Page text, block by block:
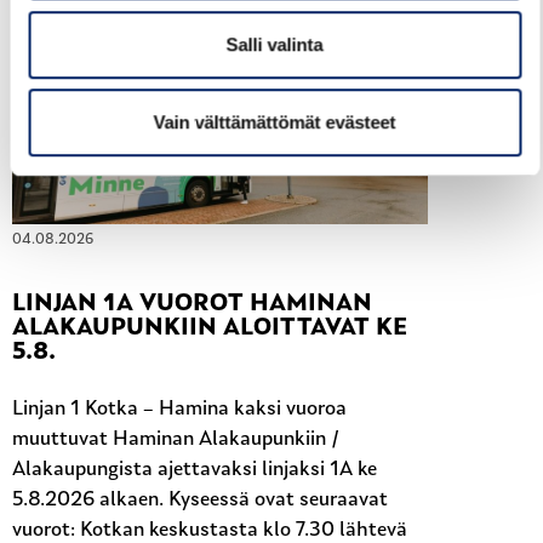
Salli valinta
Vain välttämättömät evästeet
04.08.2026
LINJAN 1A VUOROT HAMINAN
ALAKAUPUNKIIN ALOITTAVAT KE
5.8.
Linjan 1 Kotka – Hamina kaksi vuoroa
muuttuvat Haminan Alakaupunkiin /
Alakaupungista ajettavaksi linjaksi 1A ke
5.8.2026 alkaen. Kyseessä ovat seuraavat
vuorot: Kotkan keskustasta klo 7.30 lähtevä